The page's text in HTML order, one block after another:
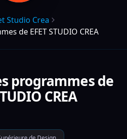
Studio Crea
de EFET STUDIO CREA
programmes de
CREA